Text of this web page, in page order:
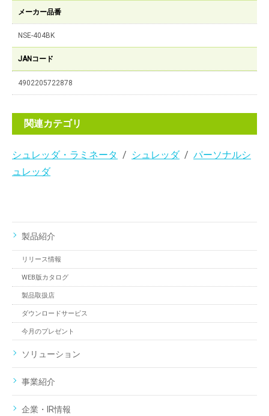
メーカー品番
NSE-404BK
JANコード
4902205722878
関連カテゴリ
シュレッダ・ラミネータ シュレッダ
パーソナルシ
ュレッダ
製品紹介
リリース情報
WEB版カタログ
製品取扱店
ダウンロードサービス
今月のプレゼント
ソリューション
事業紹介
企業・IR情報